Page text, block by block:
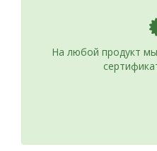
На любой продукт